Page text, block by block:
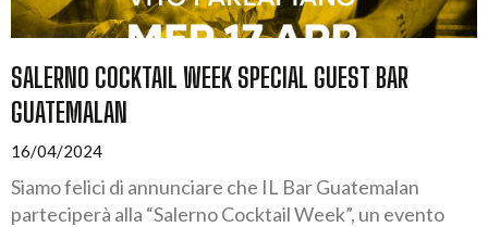
SALERNO COCKTAIL WEEK SPECIAL GUEST BAR
GUATEMALAN
16/04/2024
Siamo felici di annunciare che IL Bar Guatemalan
parteciperà alla “Salerno Cocktail Week”, un evento